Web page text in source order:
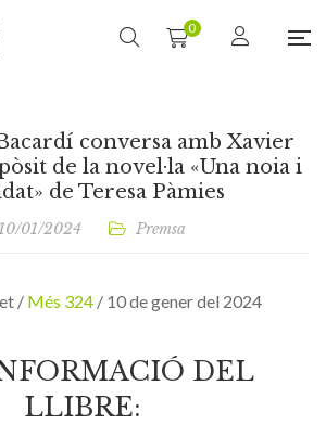
0
conversa amb Xavier
de la novel·la «Una noia i
de Teresa Pàmies
01/2024 Premsa
/ Més 324/ 10 de gener del 2024
DEL
LLIBRE: